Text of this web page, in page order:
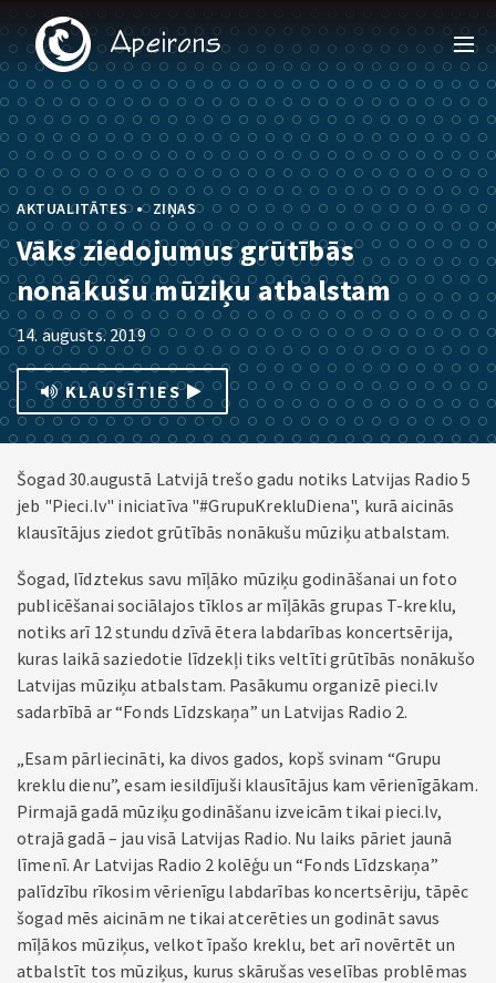
AKTUALITĀTES • ZIŅAS
Vāks ziedojumus grūtībās
nonākušu mūziķu atbalstam
14. augusts. 2019
KLAUSĪTIES
Šogad 30.augustā Latvijā trešo gadu notiks Latvijas Radio 5
jeb "Pieci.lv" iniciatīva "#GrupuKrekluDiena", kurā aicinās
klausītājus ziedot grūtībās nonākušu mūziķu atbalstam.
Šogad, līdztekus savu mīļāko mūziķu godināšanai un foto
publicēšanai sociālajos tīklos ar mīļākās grupas T-kreklu,
notiks arī 12 stundu dzīvā ētera labdarības koncertsērija,
kuras laikā saziedotie līdzekļi tiks veltīti grūtībās nonākušo
Latvijas mūziķu atbalstam. Pasākumu organizē pieci.lv
sadarbībā ar “Fonds Līdzskaņa” un Latvijas Radio 2.
„Esam pārliecināti, ka divos gados, kopš svinam “Grupu
kreklu dienu”, esam iesildījuši klausītājus kam vērienīgākam.
Pirmajā gadā mūziķu godināšanu izveicām tikai pieci.lv,
otrajā gadā – jau visā Latvijas Radio. Nu laiks pāriet jaunā
līmenī. Ar Latvijas Radio 2 kolēģu un “Fonds Līdzskaņa”
palīdzību rīkosim vērienīgu labdarības koncertsēriju, tāpēc
šogad mēs aicinām ne tikai atcerēties un godināt savus
mīļākos mūziķus, velkot īpašo kreklu, bet arī novērtēt un
atbalstīt tos mūziķus, kurus skārušas veselības problēmas